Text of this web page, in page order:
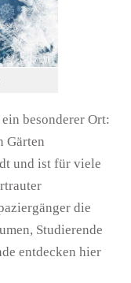
besonderer Ort:
Gärten
und ist für viele
die
Studierende
entdecken hier